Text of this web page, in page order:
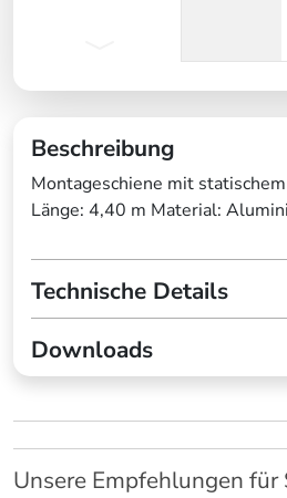
Beschreibung
Montageschiene mit
Länge: 4,40 m Material:
Technische Details
Downloads
Unsere Empfehlungen für